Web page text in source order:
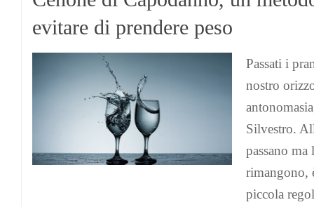
evitare di prendere peso
Passati i
nostro
Silvestro.
passano ma
rimangono,
piccola